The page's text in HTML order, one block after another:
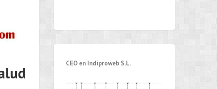
CEO en Indiproweb S.L.